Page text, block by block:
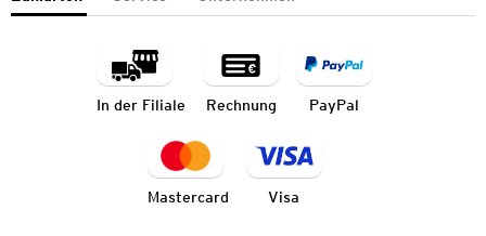
In der Filiale Rechnung PayPal
Mastercard Visa